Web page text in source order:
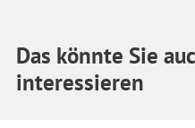
Das könnte Sie
interessieren